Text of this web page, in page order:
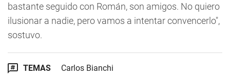
bastante seguido con Román, son amigos. No quiero
ilusionar a nadie, pero vamos a intentar convencerlo",
sostuvo.
TEMAS
Carlos Bianchi